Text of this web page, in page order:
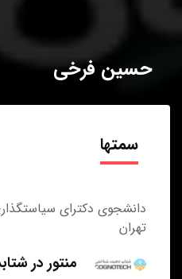
حسین فرخی
سمتها
دانشجوی دکترای
تهران
منتور در